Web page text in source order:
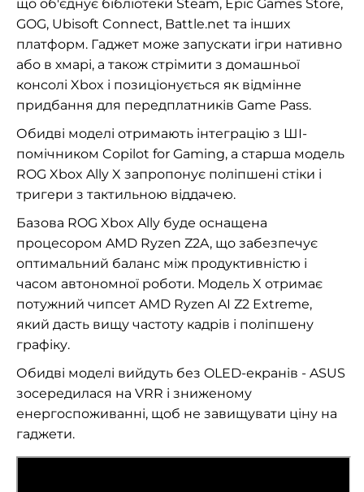
що об'єднує бібліотеки Steam, Epic Games Store,
GOG, Ubisoft Connect, Battle.net та інших
платформ. Гаджет може запускати ігри нативно
або в хмарі, а також стрімити з домашньої
консолі Xbox і позиціонується як відмінне
придбання для передплатників Game Pass.
Обидві моделі отримають інтеграцію з ШІ-
помічником Copilot for Gaming, а старша модель
ROG Xbox Ally X запропонує поліпшені стіки і
тригери з тактильною віддачею.
Базова ROG Xbox Ally буде оснащена
процесором AMD Ryzen Z2A, що забезпечує
оптимальний баланс між продуктивністю і
часом автономної роботи. Модель X отримає
потужний чипсет AMD Ryzen AI Z2 Extreme,
який дасть вищу частоту кадрів і поліпшену
графіку.
Обидві моделі вийдуть без OLED-екранів - ASUS
зосередилася на VRR і зниженому
енергоспоживанні, щоб не завищувати ціну на
гаджети.